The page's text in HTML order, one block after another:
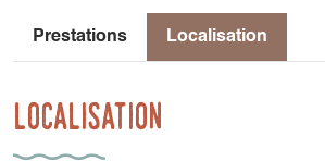
Prestations Localisation
Localisation